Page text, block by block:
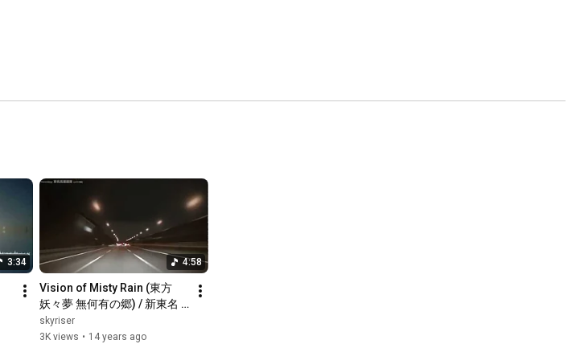
3:34 4:58
Vision of Misty Rain (東方
妖々夢 無何有の郷) / 新東名
新富士IC ～ 東名 厚木IC
skyriser
3K views • 14 years ago